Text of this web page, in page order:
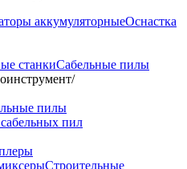
аккумуляторныеОснастка
станкиСабельные пилы
/
пилы
пил
Строительные